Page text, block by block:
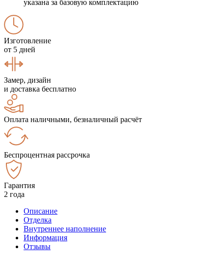
указана за базовую комплектацию
Изготовление
от 5 дней
Замер, дизайн
и доставка бесплатно
Оплата наличными, безналичный расчёт
Беспроцентная рассрочка
Гарантия
2 года
Описание
Отделка
Внутреннее наполнение
Информация
Отзывы